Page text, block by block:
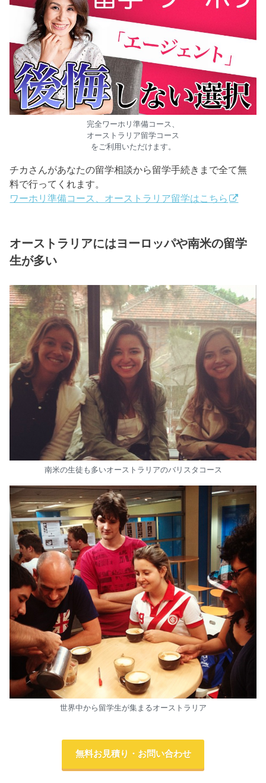
完全ワーホリ準備コース、
オーストラリア留学コース
をご利用いただけます。
チカさんがあなたの留学相談から留学手続きまで全て無
料で行ってくれます。
ワーホリ準備コース、オーストラリア留学はこちら
オーストラリアにはヨーロッパや南米の留学
生が多い
南米の生徒も多いオーストラリアのバリスタコース
世界中から留学生が集まるオーストラリア
無料お見積り・お問い合わせ